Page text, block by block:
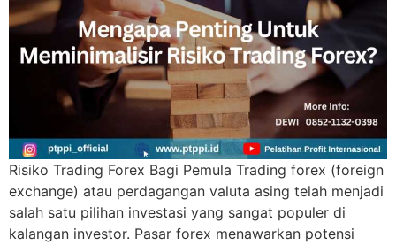
Risiko Trading Forex Bagi Pemula Trading forex (foreign
exchange) atau perdagangan valuta asing telah menjadi
salah satu pilihan investasi yang sangat populer di
kalangan investor. Pasar forex menawarkan potensi